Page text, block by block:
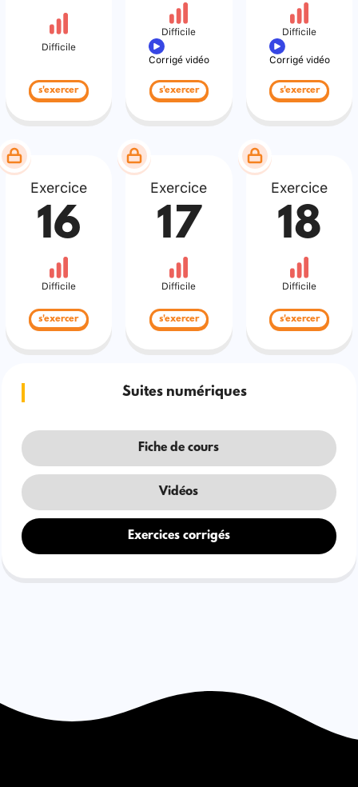
Difficile
s'exercer
Difficile
Corrigé vidéo
s'exercer
Difficile
Corrigé vidéo
s'exercer
Exercice
16
Difficile
s'exercer
Exercice
17
Difficile
s'exercer
Exercice
18
Difficile
s'exercer
Suites numériques
Fiche de cours
Vidéos
Exercices corrigés